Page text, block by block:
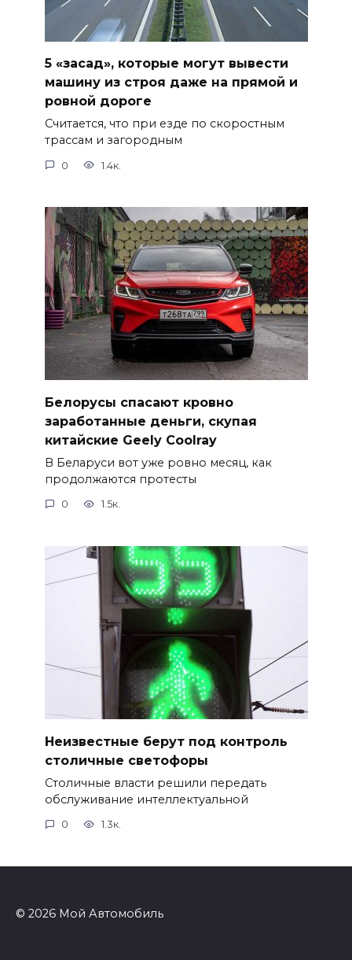
5 «засад», которые могут вывести
машину из строя даже на прямой и
ровной дороге
Считается, что при езде по скоростным
трассам и загородным
0 1.4к.
Белорусы спасают кровно
заработанные деньги, скупая
китайские Geely Coolray
В Беларуси вот уже ровно месяц, как
продолжаются протесты
0 1.5к.
Неизвестные берут под контроль
столичные светофоры
Столичные власти решили передать
обслуживание интеллектуальной
0 1.3к.
© 2026 Мой Автомобиль